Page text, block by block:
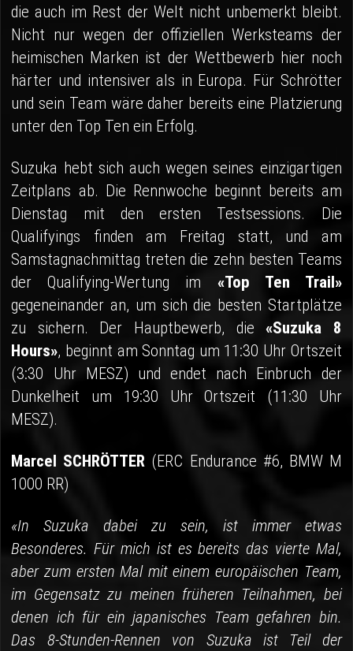
die auch im Rest der Welt nicht unbemerkt bleibt.
Nicht nur wegen der offiziellen Werksteams der
heimischen Marken ist der Wettbewerb hier noch
härter und intensiver als in Europa. Für Schrötter
und sein Team wäre daher bereits eine Platzierung
unter den Top Ten ein Erfolg.
Suzuka hebt sich auch wegen seines einzigartigen
Zeitplans ab. Die Rennwoche beginnt bereits am
Dienstag mit den ersten Testsessions. Die
Qualifyings finden am Freitag statt, und am
Samstagnachmittag treten die zehn besten Teams
der Qualifying-Wertung im «Top Ten Trail»
gegeneinander an, um sich die besten Startplätze
zu sichern. Der Hauptbewerb, die «Suzuka 8
Hours», beginnt am Sonntag um 11:30 Uhr Ortszeit
(3:30 Uhr MESZ) und endet nach Einbruch der
Dunkelheit um 19:30 Uhr Ortszeit (11:30 Uhr
MESZ).
Marcel SCHRÖTTER (ERC Endurance #6, BMW M
1000 RR)
«In Suzuka dabei zu sein, ist immer etwas
Besonderes. Für mich ist es bereits das vierte Mal,
aber zum ersten Mal mit einem europäischen Team,
im Gegensatz zu meinen früheren Teilnahmen, bei
denen ich für ein japanisches Team gefahren bin.
Das 8-Stunden-Rennen von Suzuka ist Teil der